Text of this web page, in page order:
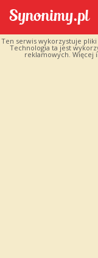
Ten serwis wykorzystuje
Technologia ta jest
reklamowych. Więcej